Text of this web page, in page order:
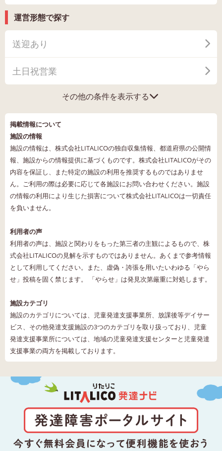
運営形態で探す
送迎あり
土日祝営業
その他の条件を表示する
掲載情報について
施設の情報
施設の情報は、株式会社LITALICOの独自収集情報、都道府県の公開情
報、施設からの情報提供に基づくものです。株式会社LITALICOがその
内容を保証し、また特定の施設の利用を推奨するものではありませ
ん。ご利用の際は必要に応じて各施設にお問い合わせください。施設
の情報の利用により生じた損害について株式会社LITALICOは一切責任
を負いません。
利用者の声
利用者の声は、施設と関わりをもった第三者の主観によるもので、株
式会社LITALICOの見解を示すものではありません。あくまで参考情報
として利用してください。また、虚偽・誇張を用いたいわゆる「やら
せ」投稿を固く禁じます。 「やらせ」は発見次第厳重に対処します。
施設カテゴリ
施設のカテゴリについては、児童発達支援事業所、放課後等デイサー
ビス、その他発達支援施設の3つのカテゴリを取り扱っており、児童
発達支援事業所については、地域の児童発達支援センターと児童発達
支援事業の両方を掲載しております。